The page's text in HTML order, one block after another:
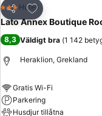
Dela
Lägg till i Mina
3 Stjärnor
Hotell
Lato Annex Boutique
8,3 Väldigt bra (1 142
Heraklion, Grekland
Gratis Wi-Fi
Parkering
Husdjur tillåtna